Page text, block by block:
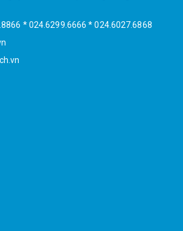
* 024.6299.6666 * 024.6027.6868